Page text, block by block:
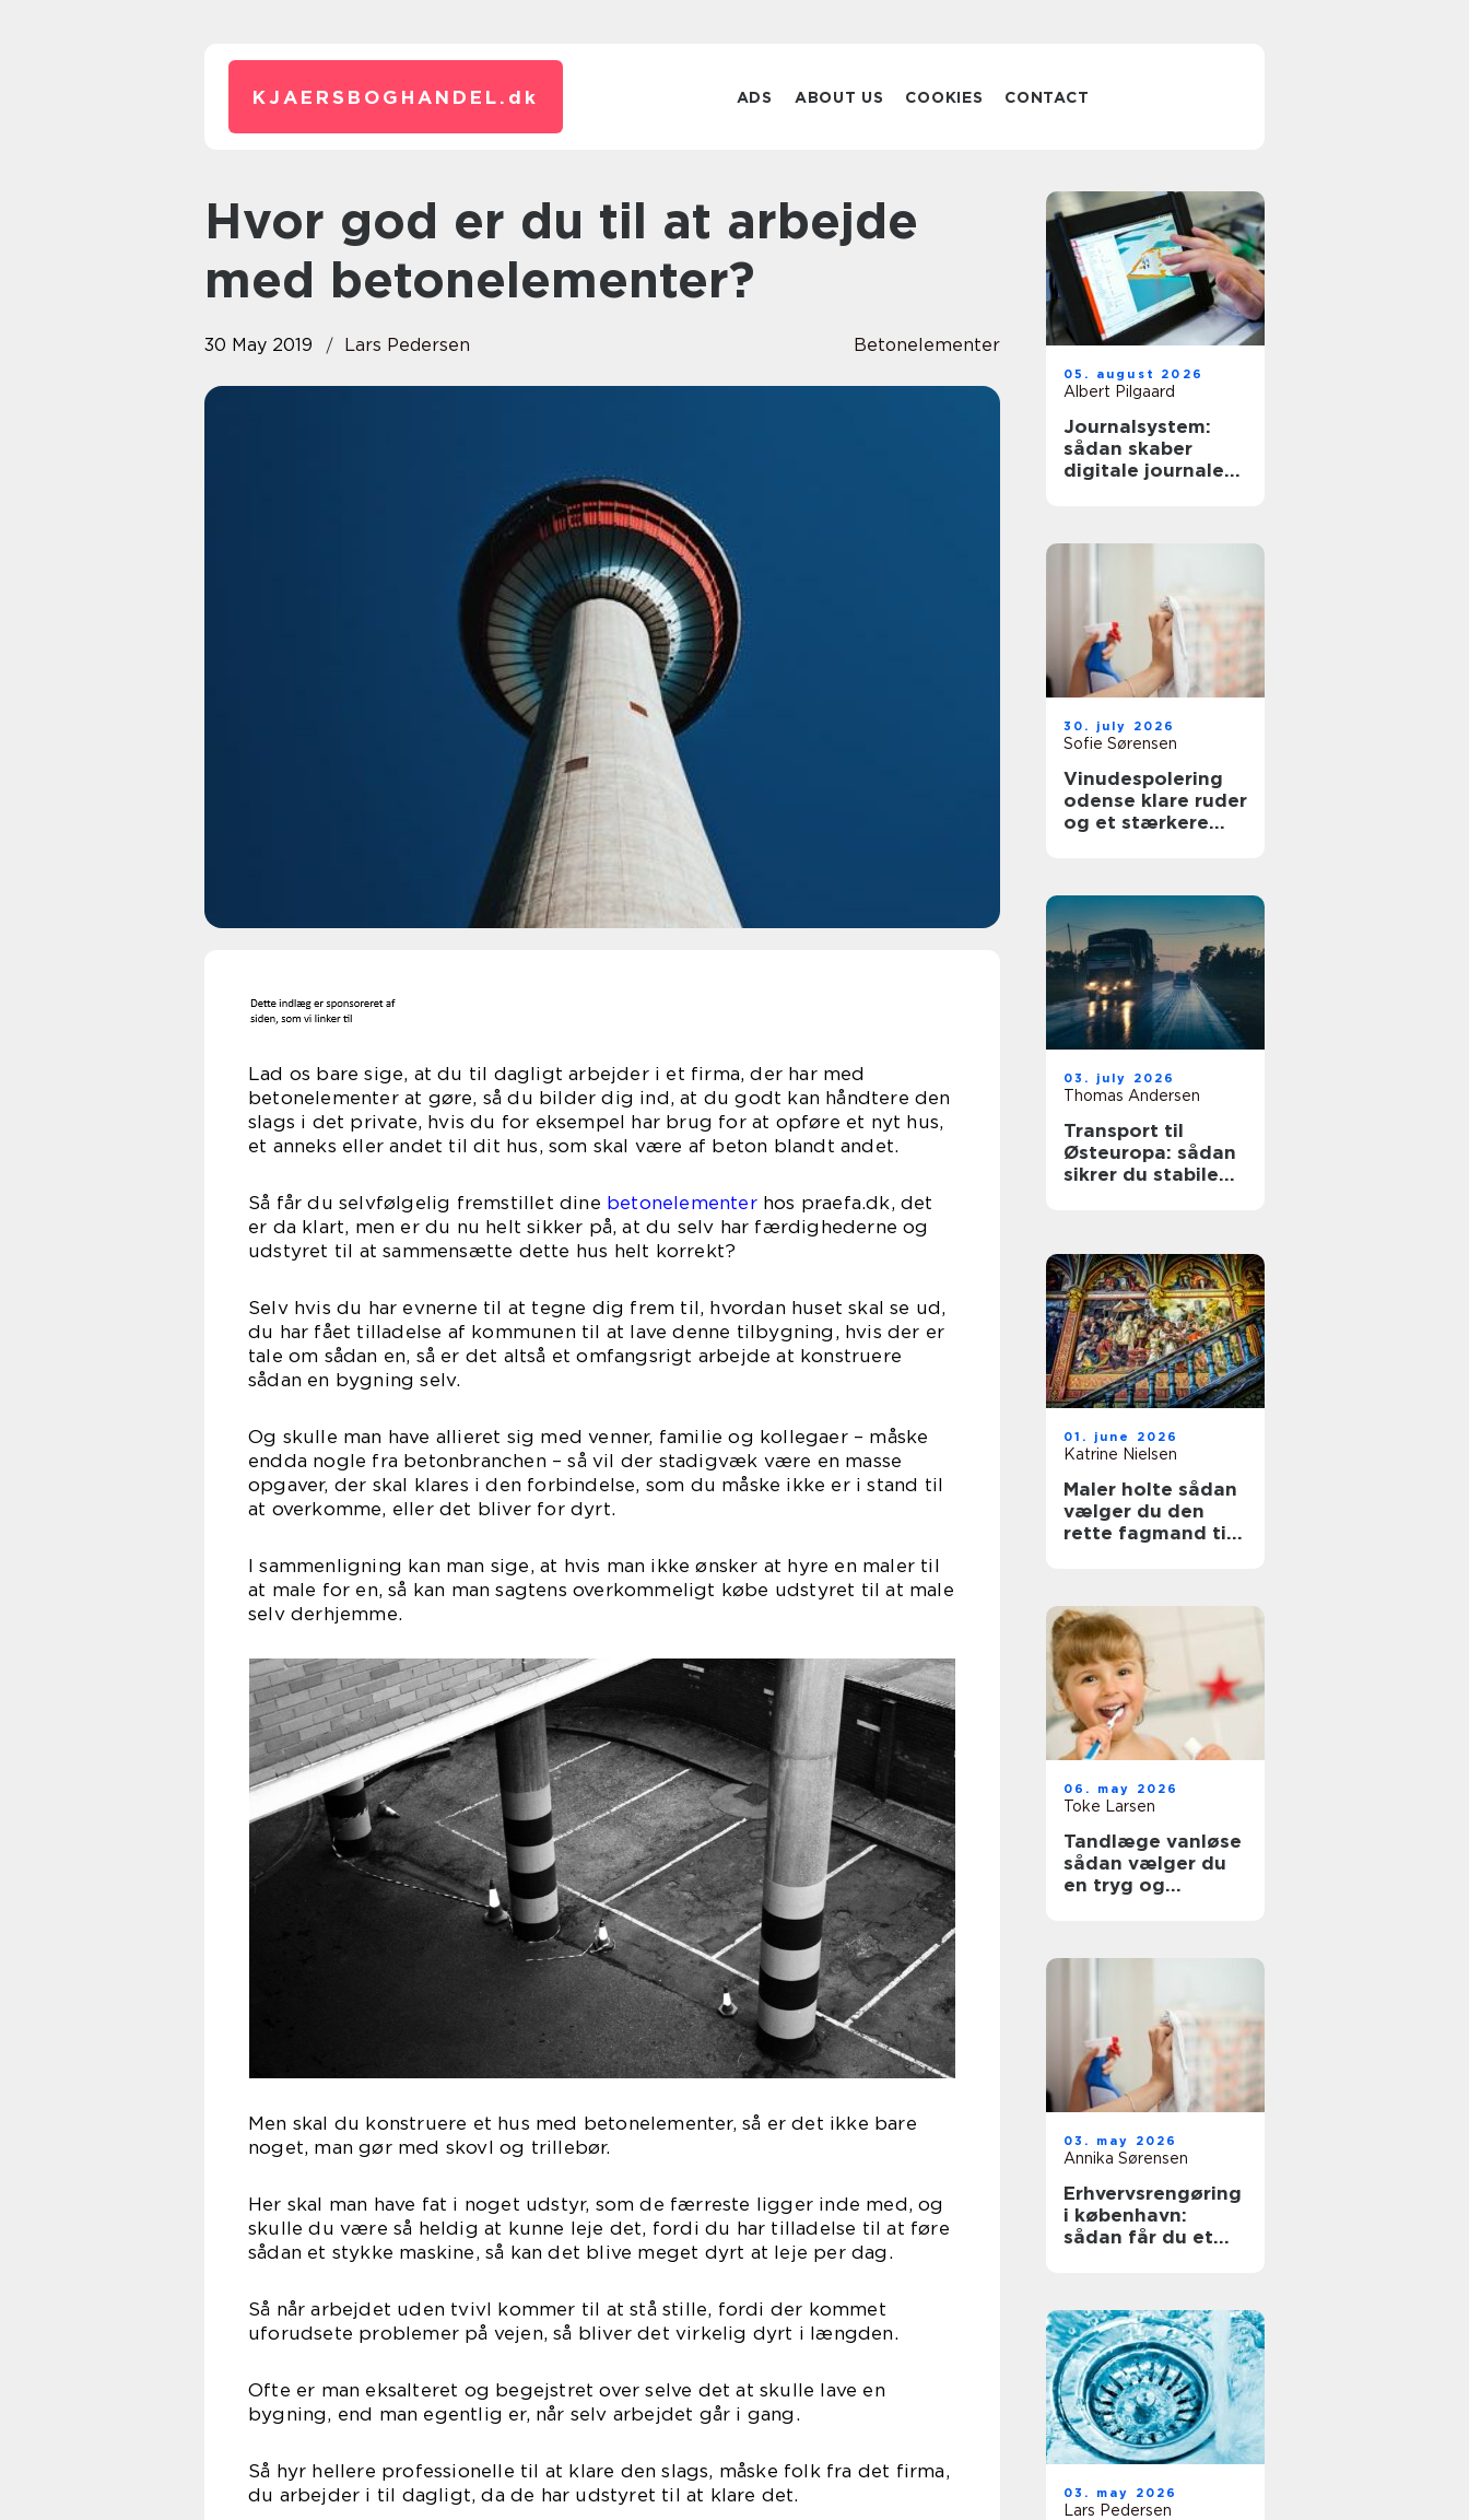
KJAERSBOGHANDEL. dk ADS ABOUT US COOKIES CONTACT
Hvor god er du til at arbejde
med betonelementer?
30 May 2019 Lars Pedersen Betonelementer
Lad os bare sige, at du til dagligt arbejder i et firma, der har med
betonelementer at gøre, så du bilder dig ind, at du godt kan håndtere den
slags i det private, hvis du for eksempel har brug for at opføre et nyt hus,
et anneks eller andet til dit hus, som skal være af beton blandt andet.
Så får du selvfølgelig fremstillet dine betonelementerhos praefa.dk, det
er da klart, men er du nu helt sikker på, at du selv har færdighederne og
udstyret til at sammensætte dette hus helt korrekt?
Selv hvis du har evnerne til at tegne dig frem til, hvordan huset skal se ud,
du har fået tilladelse af kommunen til at lave denne tilbygning, hvis der er
tale om sådan en, så er det altså et omfangsrigt arbejde at konstruere
sådan en bygning selv.
Og skulle man have allieret sig med venner, familie og kollegaer – måske
endda nogle fra betonbranchen – så vil der stadigvæk være en masse
opgaver, der skal klares i den forbindelse, som du måske ikke er i stand til
at overkomme, eller det bliver for dyrt.
I sammenligning kan man sige, at hvis man ikke ønsker at hyre en maler til
at male for en, så kan man sagtens overkommeligt købe udstyret til at male
selv derhjemme.
Men skal du konstruere et hus med betonelementer, så er det ikke bare
noget, man gør med skovl og trillebør.
Her skal man have fat i noget udstyr, som de færreste ligger inde med, og
skulle du være så heldig at kunne leje det, fordi du har tilladelse til at føre
sådan et stykke maskine, så kan det blive meget dyrt at leje per dag.
Så når arbejdet uden tvivl kommer til at stå stille, fordi der kommet
uforudsete problemer på vejen, så bliver det virkelig dyrt i længden.
Ofte er man eksalteret og begejstret over selve det at skulle lave en
bygning, end man egentlig er, når selv arbejdet går i gang.
Så hyr hellere professionelle til at klare den slags, måske folk fra det firma,
du arbejder i til dagligt, da de har udstyret til at klare det.
05. august 2026
Albert Pilgaard
Journalsystem:
sådan skaber
digitale journaler
30. july 2026
Sofie Sørensen
Vinudespolering
odense klare ruder
og et stærkere
03. july 2026
Thomas Andersen
Transport til
Østeuropa: sådan
sikrer du stabile
01. june 2026
Katrine Nielsen
Maler holte sådan
vælger du den
rette fagmand til
06. may 2026
Toke Larsen
Tandlæge vanløse
sådan vælger du
en tryg og
03. may 2026
Annika Sørensen
Erhvervsrengøring
i københavn:
sådan får du et
03. may 2026
Lars Pedersen